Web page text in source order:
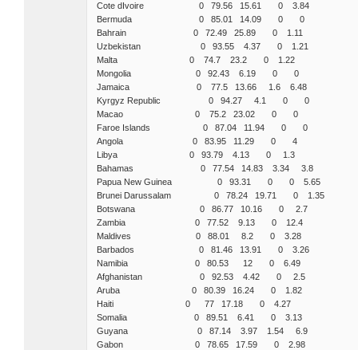
Cote dIvoire 0 79.56 15.61 0 3.84
Bermuda 0 85.01 14.09 0 0
Bahrain 0 72.49 25.89 0 1.11
Uzbekistan 0 93.55 4.37 0 1.21
Malta 0 74.7 23.2 0 1.22
Mongolia 0 92.43 6.19 0 0
Jamaica 0 77.5 13.66 1.6 6.48
Kyrgyz Republic 0 94.27 4.1 0 0
Macao 0 75.2 23.02 0 0
Faroe Islands 0 87.04 11.94 0 0
Angola 0 83.95 11.29 0 4
Libya 0 93.79 4.13 0 1.3
Bahamas 0 77.54 14.83 3.34 3.8
Papua New Guinea 0 93.31 0 0 5.65
Brunei Darussalam 0 78.24 19.71 0 1.35
Botswana 0 86.77 10.16 0 2.7
Zambia 0 77.52 9.13 0 12.4
Maldives 0 88.01 8.2 0 3.28
Barbados 0 81.46 13.91 0 3.26
Namibia 0 80.53 12 0 6.49
Afghanistan 0 92.53 4.42 0 2.5
Aruba 0 80.39 16.24 0 1.82
Haiti 0 77 17.18 0 4.27
Somalia 0 89.51 6.41 0 3.13
Guyana 0 87.14 3.97 1.54 6.9
Gabon 0 78.65 17.59 0 2.98